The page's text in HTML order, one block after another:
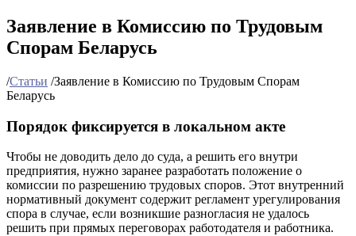
Заявление в Комиссию по Трудовым
Спорам Беларусь
/Статьи /Заявление в Комиссию по Трудовым Спорам
Беларусь
Порядок фиксируется в локальном акте
Чтобы не доводить дело до суда, а решить его внутри
предприятия, нужно заранее разработать положение о
комиссии по разрешению трудовых споров. Этот внутренний
нормативный документ содержит регламент урегулирования
спора в случае, если возникшие разногласия не удалось
решить при прямых переговорах работодателя и работника.